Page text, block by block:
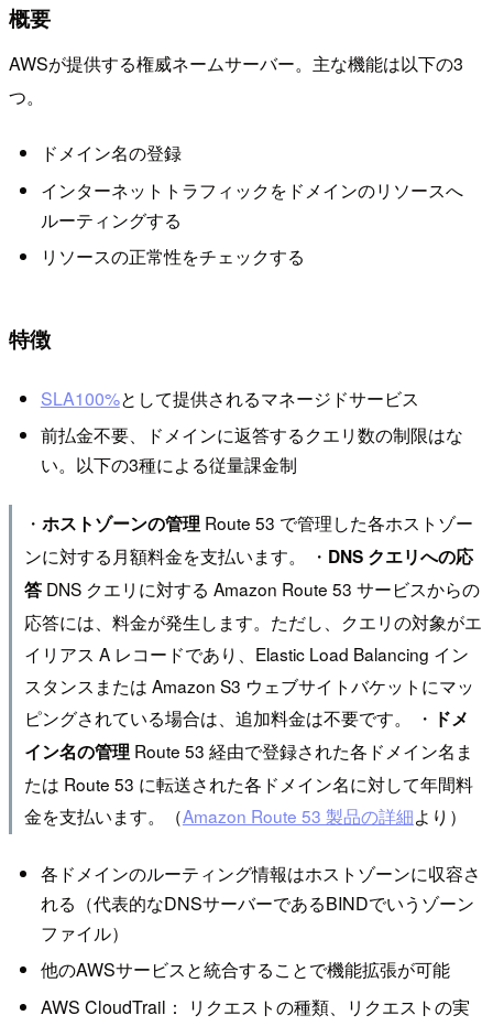
概要
AWSが提供する権威ネームサーバー。主な機能は以下の3
つ。
ドメイン名の登録
インターネットトラフィックをドメインのリソースへ
ルーティングする
リソースの正常性をチェックする
特徴
SLA100%として提供されるマネージドサービス
前払金不要、ドメインに返答するクエリ数の制限はな
い。以下の3種による従量課金制
・ ホストゾーンの管理 Route 53 で管理した各ホストゾー
ンに対する月額料金を支払います。 ・ DNS クエリへの応
答DNS クエリに対する Amazon Route 53 サービスからの
応答には、料金が発生します。ただし、クエリの対象がエ
イリアス A レコードであり、Elastic Load Balancing イン
スタンスまたは Amazon S3 ウェブサイトバケットにマッ
ピングされている場合は、追加料金は不要です。 ・ ドメ
イン名の管理 Route 53 経由で登録された各ドメイン名ま
たは Route 53 に転送された各ドメイン名に対して年間料
金を支払います。（Amazon Route 53 製品の詳細より）
各ドメインのルーティング情報はホストゾーンに収容さ
れる（代表的なDNSサーバーであるBINDでいうゾーン
ファイル）
他のAWSサービスと統合することで機能拡張が可能
AWS CloudTrail： リクエストの種類、リクエストの実